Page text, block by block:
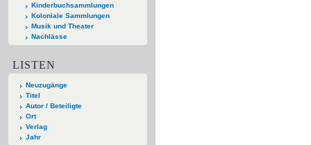
Kinderbuchsammlungen
Koloniale Sammlungen
Musik und Theater
Nachlässe
LISTEN
Neuzugänge
Titel
Autor / Beteiligte
Ort
Verlag
Jahr